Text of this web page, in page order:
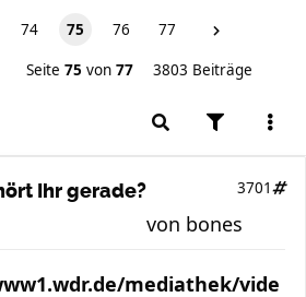
74 75 76 77
Seite 75 von 77 3803 Beiträge
Ihr gerade? 3701
von bones
mediathek/vide